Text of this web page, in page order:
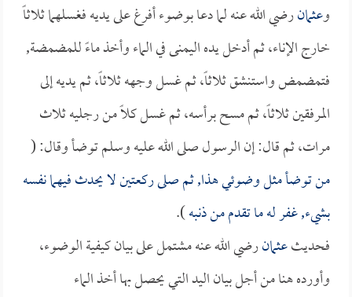
وعثمانرضي الله عنه لما دعا بوضوء أفرغ على يديه فغسلهما ثلاثاً
خارج الإناء، ثم أدخل يده اليمنى في الماء وأخذ ماءً للمضمضة,
فتمضمض واستنشق ثلاثاً، ثم غسل وجهه ثلاثاً، ثم يديه إلى
المرفقين ثلاثاً، ثم مسح برأسه، ثم غسل كلاً من رجليه ثلاث
مرات، ثم قال: إن الرسول صلى الله عليه وسلم توضأ وقال: (
من توضأ مثل وضوئي هذا, ثم صلى ركعتين لا يحدث فيهما نفسه
بشيء, غفر له ما تقدم من ذنبه).
فحديثعثمانرضي الله عنه مشتمل على بيان كيفية الوضوء،
وأورده هنا من أجل بيان اليد التي يحصل بها أخذ الماء